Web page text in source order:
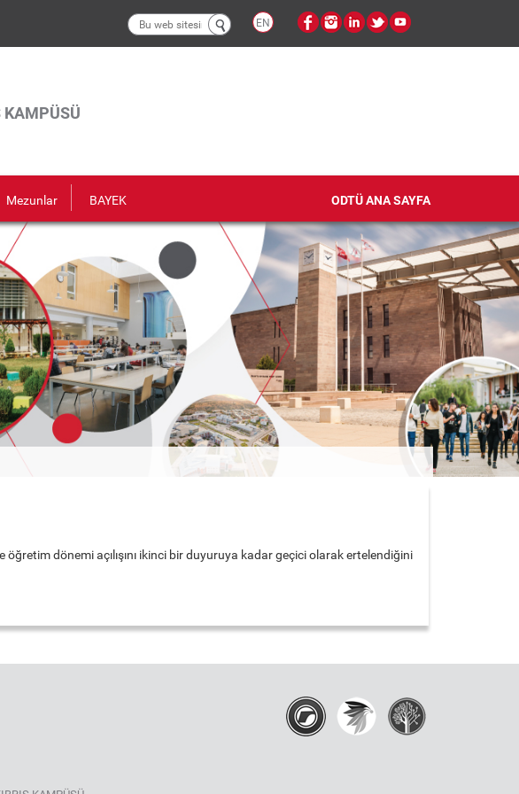
Arama
formu
EN
KAMPÜSÜ
Mezunlar BAYEK ODTÜ ANA SAYFA
dönemi açılışını ikinci bir duyuruya kadar geçici olarak ertelendiğini